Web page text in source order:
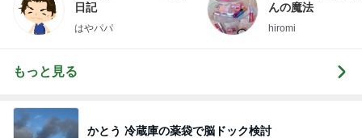
日記
はやパパ
んの魔法
hiromi
もっと見る
かとう 冷蔵庫の薬袋で脳ドック検討